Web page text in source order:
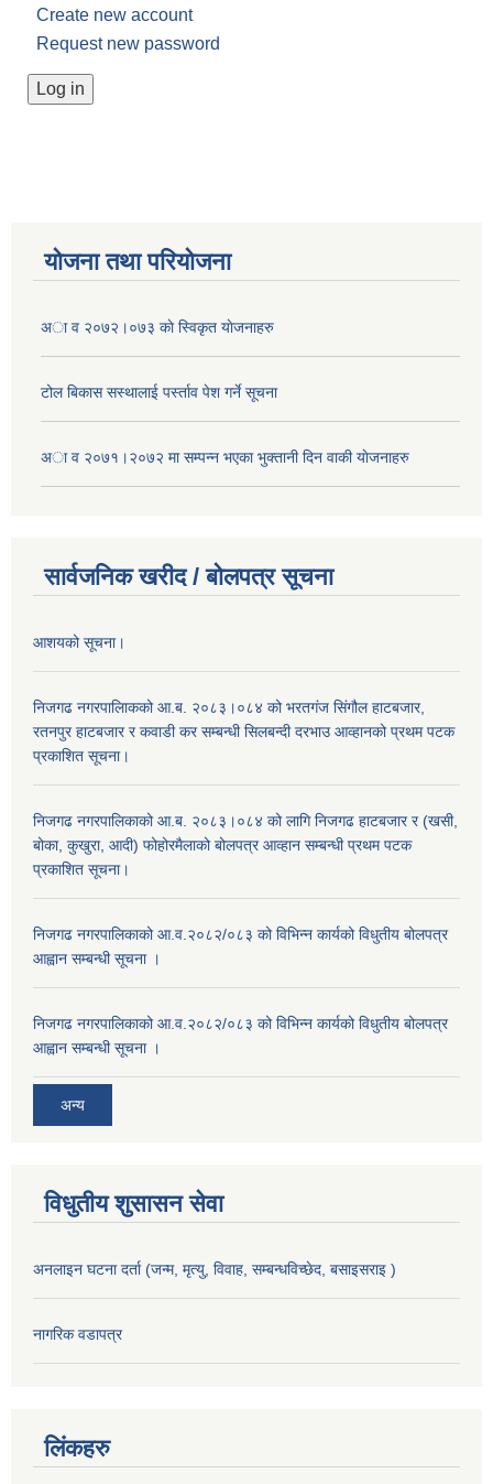
Create new account
Request new password
योजना तथा परियोजना
अा व २०७२।०७३ काे स्विकृत याेजनाहरु
टोल बिकास स‌स्थालाई प‌र्स्ताव पेश गर्ने सूचना
अा‍ व २०७१।२०७२ मा सम्पन्न भएका भुक्तानी दिन वा‌की याेजनाहरु
सार्वजनिक खरीद / बोलपत्र सूचना
आशयको सूचना।
निजगढ नगरपालिाकको आ.ब. २०८३।०८४ को भरतगंज सिंगौल हाटबजार,
रतनपुर हाटबजार र कवाडी कर सम्बन्धी सिलबन्दी दरभाउ आव्हानको प्रथम पटक
प्रकाशित सूचना।
निजगढ नगरपालिकाको आ.ब. २०८३।०८४ को लागि निजगढ हाटबजार र (खसी,
बोका, कुखुरा, आदी) फोहोरमैलाको बोलपत्र आव्हान सम्बन्धी प्रथम पटक
प्रकाशित सूचना।
निजगढ नगरपालिकाको आ.व.२०८२/०८३ को विभिन्न कार्यको विधुतीय बोलपत्र
आह्वान सम्बन्धी सूचना ।
निजगढ नगरपालिकाको आ.व.२०८२/०८३ को विभिन्न कार्यको विधुतीय बोलपत्र
आह्वान सम्बन्धी सूचना ।
अन्य
विधुतीय शुसासन सेवा
अनलाइन घटना दर्ता (जन्म, मृत्यु, विवाह, सम्बन्धविच्छेद, बसाइसराइ )
नागरिक वडापत्र
लिंकहरु